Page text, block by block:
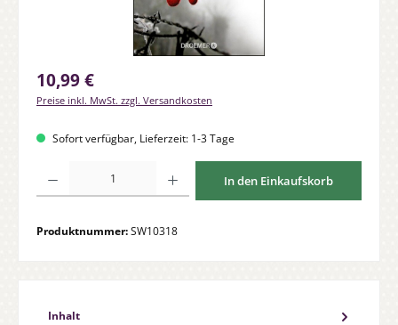
Regulärer Preis:
10,99 €
Preise inkl. MwSt. zzgl. Versandkosten
Sofort verfügbar, Lieferzeit: 1-3 Tage
In den Einkaufskorb
Produktnummer:SW10318
Inhalt